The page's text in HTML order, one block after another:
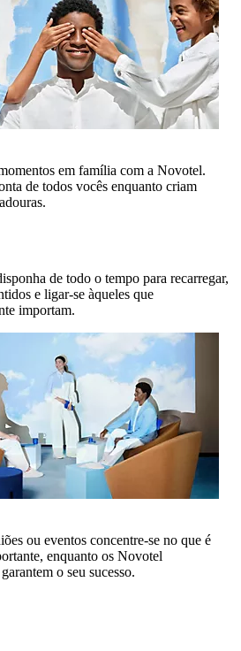
em família com a Novotel.
de todos vocês enquanto criam
de todo o tempo para recarregar,
e ligar-se àqueles que
importam.
ou eventos concentre-se no que é
enquanto os Novotel
o seu sucesso.